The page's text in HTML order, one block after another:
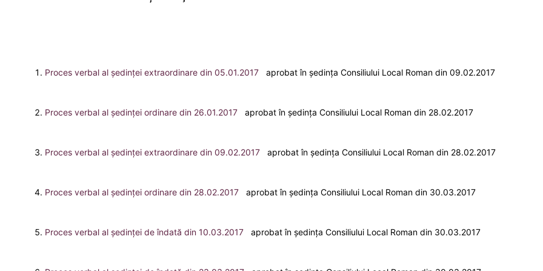
Proces verbal al ședinței extraordinare din 05.01.2017 aprobat în ședința Consiliului Local Roman din 09.02.2017
Proces verbal al ședinței ordinare din 26.01.2017 aprobat în ședința Consiliului Local Roman din 28.02.2017
Proces verbal al ședinței extraordinare din 09.02.2017 aprobat în ședința Consiliului Local Roman din 28.02.2017
Proces verbal al ședinței ordinare din 28.02.2017 aprobat în ședința Consiliului Local Roman din 30.03.2017
Proces verbal al ședinței de îndată din 10.03.2017 aprobat în ședința Consiliului Local Roman din 30.03.2017